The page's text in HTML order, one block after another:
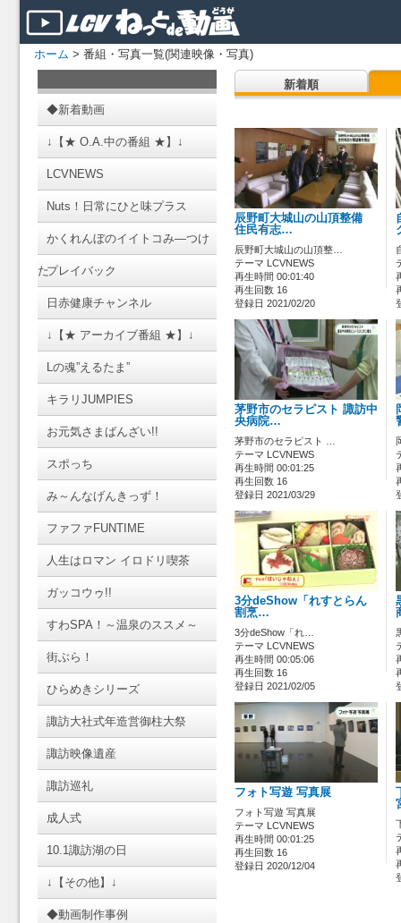
ホーム > 番組・写真一覧(関連映像・写真)
◆新着動画
↓【★ O.A.中の番組 ★】↓
LCVNEWS
Nuts！日常にひと味プラス
かくれんぼのイイトコみ―つけ
たプレイバック
日赤健康チャンネル
↓【★ アーカイブ番組 ★】↓
Lの魂”えるたま”
キラリJUMPIES
お元気さまばんざい!!
スポっち
み～んなげんきっず！
ファファFUNTIME
人生はロマン イロドリ喫茶
ガッコウゥ!!
すわSPA！～温泉のススメ～
街ぶら！
ひらめきシリーズ
諏訪大社式年造営御柱大祭
諏訪映像遺産
諏訪巡礼
成人式
10.1諏訪湖の日
↓【その他】↓
◆動画制作事例
新着順
辰野町大城山の山頂整備
住民有志…
辰野町大城山の山頂整…
テーマ LCVNEWS
再生時間 00:01:40
再生回数 16
登録日 2021/02/20
茅野市のセラピスト 諏訪中
央病院…
茅野市のセラピスト …
テーマ LCVNEWS
再生時間 00:01:25
再生回数 16
登録日 2021/03/29
3分deShow「れすとらん
割烹…
3分deShow「れ…
テーマ LCVNEWS
再生時間 00:05:06
再生回数 16
登録日 2021/02/05
フォト写遊 写真展
フォト写遊 写真展
テーマ LCVNEWS
再生時間 00:01:25
再生回数 16
登録日 2020/12/04